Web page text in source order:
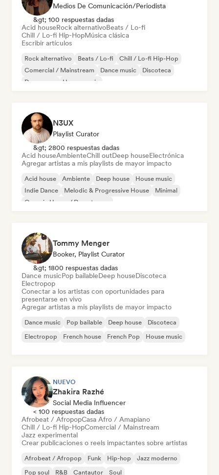
Medios De Comunicación/Periodista
&gt; 100 respuestas dadas
Acid houseRock alternativoBeats / Lo-fi
Chill / Lo-fi Hip-HopMúsica clásica
Escribir artículos
Rock alternativo Beats / Lo-fi
Chill / Lo-fi Hip-Hop
Comercial / Mainstream
Dance music
Discoteca
Dream pop
House music
N3UX
Playlist Curator
&gt; 2800 respuestas dadas
Acid houseAmbienteChill outDeep houseElectrónica
Agregar artistas a mis playlists de mayor impacto
Acid house Ambiente Deep house
House music
Indie Dance
Melodic & Progressive House
Minimal
Organic House / Downtempo
Tommy Menger
Booker, Playlist Curator
&gt; 1800 respuestas dadas
Dance musicPop bailableDeep houseDiscoteca
Electropop
Conectar a los artistas con oportunidades para
presentarse en vivo
Agregar artistas a mis playlists de mayor impacto
Dance music Pop bailable Deep house
Discoteca
Electropop
French house French Pop House music
NUEVO
Zhakira Razhé
Social Media Influencer
< 100 respuestas dadas
Afrobeat / AfropopCasa Afro / Amapiano
Chill / Lo-fi Hip-HopComercial / Mainstream
Jazz experimental
Crear publicaciones o reels impactantes sobre artistas
Afrobeat / Afropop Funk Hip-hop
Jazz moderno
Pop soul
R&B Cantautor Soul